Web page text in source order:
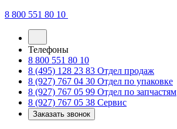
8 800 551 80 10
Телефоны
8 800 551 80 10
8 (495) 128 23 83 Отдел продаж
8 (927) 767 04 30 Отдел по упаковке
8 (927) 767 05 99 Отдел по запчастям
8 (927) 767 05 38 Сервис
Заказать звонок